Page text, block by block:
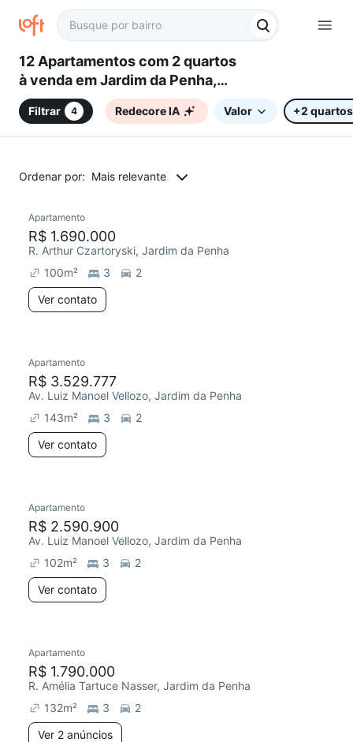
12 Apartamentos com 2 quartos
à venda em Jardim da Penha,
Vitória, ES
Filtrar 4 Redecore IA Valor +2 quartos
Ordenar por: Mais relevante
Apartamento
R$ 1.690.000
R. Arthur Czartoryski, Jardim da Penha
100m² 3
2
Ver contato
Chegou este mês
Apartamento
R$ 3.529.777
Av. Luiz Manoel Vellozo, Jardim da Penha
143m² 3
2
Ver contato
Chegou este mês
Apartamento
R$ 2.590.900
Av. Luiz Manoel Vellozo, Jardim da Penha
102m² 3
2
Ver contato
Chegou este mês
Apartamento
R$ 1.790.000
R. Amélia Tartuce Nasser, Jardim da Penha
132m² 3
2
Ver 2 anúncios